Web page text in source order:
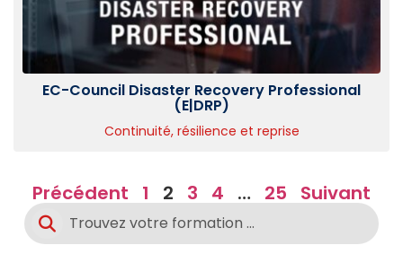
EC-Council Disaster Recovery Professional
(E|DRP)
Continuité, résilience et reprise
Précédent 1 2 3 4 … 25 Suivant